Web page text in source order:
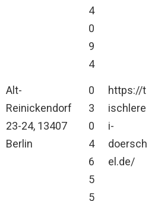
4
0
9
4
Alt-
Reinickendorf
23-24, 13407
Berlin
0
3
0
4
6
5
5
https://t
ischlere
i-
doersch
el.de/